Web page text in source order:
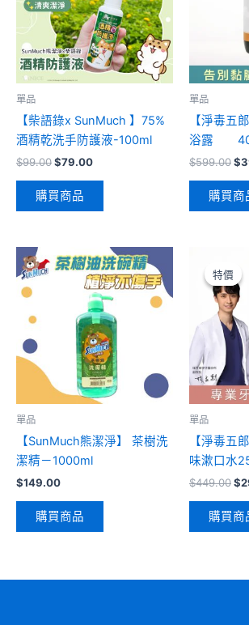
單品
【柴語錄x SunMuch 】75%
酒精乾洗手防護液-100ml
$99.00$79.00
購買商品
單品
【淨毒五
浴露
$599.00$
購買商
單品
【SunMuch熊潔淨】 茶樹洗
潔精－1000ml
$149.00
購買商品
特價
特價
單品
【淨毒五
味漱口水
$449.00
價
格：
$
購買商